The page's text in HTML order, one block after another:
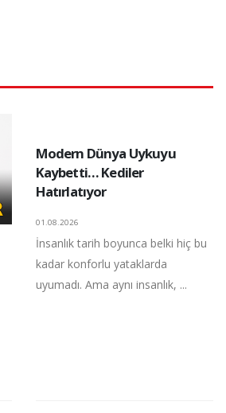
Modern Dünya Uykuyu
Kaybetti… Kediler
Hatırlatıyor
01.08.2026
İnsanlık tarih boyunca belki hiç bu
kadar konforlu yataklarda
uyumadı. Ama aynı insanlık, ...